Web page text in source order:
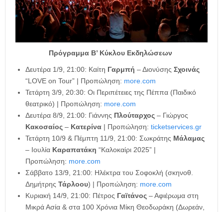
Πρόγραμμα Β’ Κύκλου Εκδηλώσεων
Δευτέρα 1/9, 21:00: Καίτη Γαρμπή – Διονύσης Σχοινάς
“LOVE on Tour” | Προπώληση: more.com
Τετάρτη 3/9, 20:30: Οι Περιπέτειες της Πέππα (Παιδικό
θεατρικό) | Προπώληση: more.com
Δευτέρα 8/9, 21:00: Γιάννης Πλούταρχος – Γιώργος
Κακοσαίος – Κατερίνα | Προπώληση: ticketservices.gr
Τετάρτη 10/9 & Πέμπτη 11/9, 21:00: Σωκράτης Μάλαμας
– Ιουλία Καραπατάκη “Καλοκαίρι 2025” |
Προπώληση: more.com
Σάββατο 13/9, 21:00: Ηλέκτρα του Σοφοκλή (σκηνοθ.
Δημήτρης Τάρλοου) | Προπώληση: more.com
Κυριακή 14/9, 21:00: Πέτρος Γαϊτάνος – Αφιέρωμα στη
Μικρά Ασία & στα 100 Χρόνια Μίκη Θεοδωράκη (Δωρεάν,